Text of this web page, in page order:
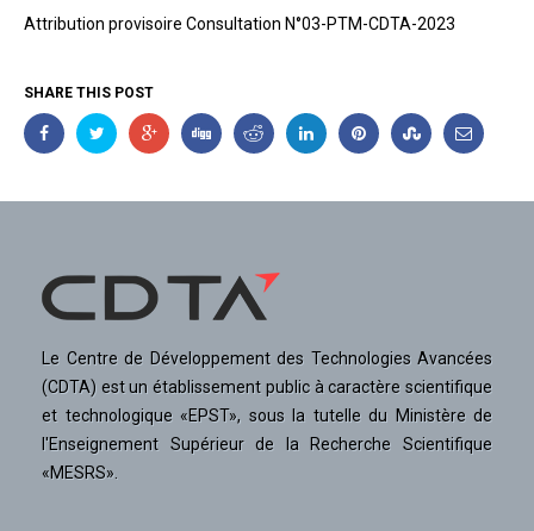
Attribution provisoire Consultation N°03-PTM-CDTA-2023
SHARE THIS POST
Le Centre de Développement des Technologies Avancées
(CDTA) est un établissement public à caractère scientifique
et technologique «EPST», sous la tutelle du Ministère de
l'Enseignement Supérieur de la Recherche Scientifique
«MESRS».